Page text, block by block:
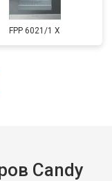
FPP 6021/1 X
Candy